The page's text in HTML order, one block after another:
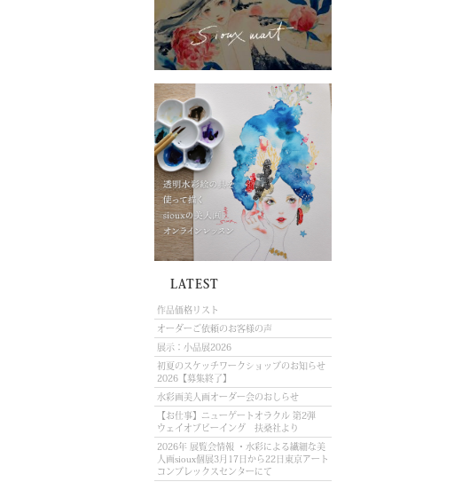
LATEST
作品価格リスト
オーダーご依頼のお客様の声
展示：小品展2026
初夏のスケッチワークショップのお知らせ
2026【募集終了】
水彩画美人画オーダー会のおしらせ
【お仕事】ニューゲートオラクル 第2弾
ウェイオブビーイング 扶桑社より
2026年 展覧会情報 ・水彩による繊細な美
人画sioux個展3月17日から22日東京アート
コンプレックスセンターにて